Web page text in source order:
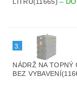
3.
NÁDRŽ NA
BEZ